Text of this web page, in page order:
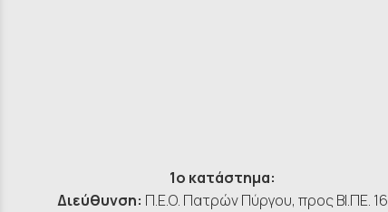
1ο κατάστημα:
Διεύθυνση: Π.Ε.Ο. Πατρών Πύργου, προς ΒΙ.ΠΕ. 16